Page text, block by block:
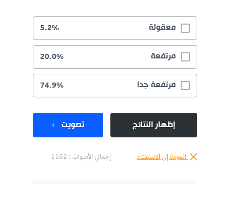
معقولة 5.2%
مرتفعة 20.0%
مرتفعة جدا 74.9%
إظهار النتائج تصويت
العودة إلى الاستفتاء إجمالي الأصوات : 1162